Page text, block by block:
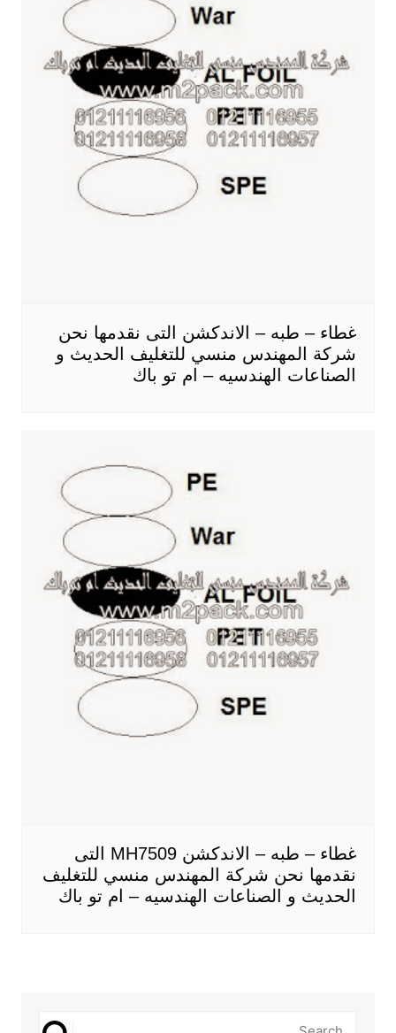
غطاء – طبه – الاندكشن التى نقدمها نحن
شركة المهندس منسي للتغليف الحديث و
الصناعات الهندسيه – ام تو باك
غطاء – طبه – الاندكشن MH7509 التى
نقدمها نحن شركة المهندس منسي للتغليف
الحديث و الصناعات الهندسيه – ام تو باك